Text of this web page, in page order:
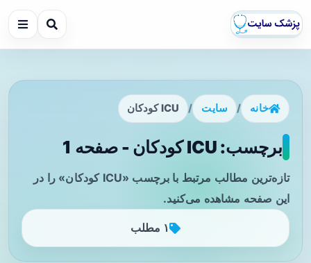
خانه / سایت / ICU کودکان
برچسب: ICU کودکان - صفحه 1
تازه‌ترین مطالب مرتبط با برچسب «ICU کودکان» را در
این صفحه مشاهده می‌کنید.
۱ مطلب